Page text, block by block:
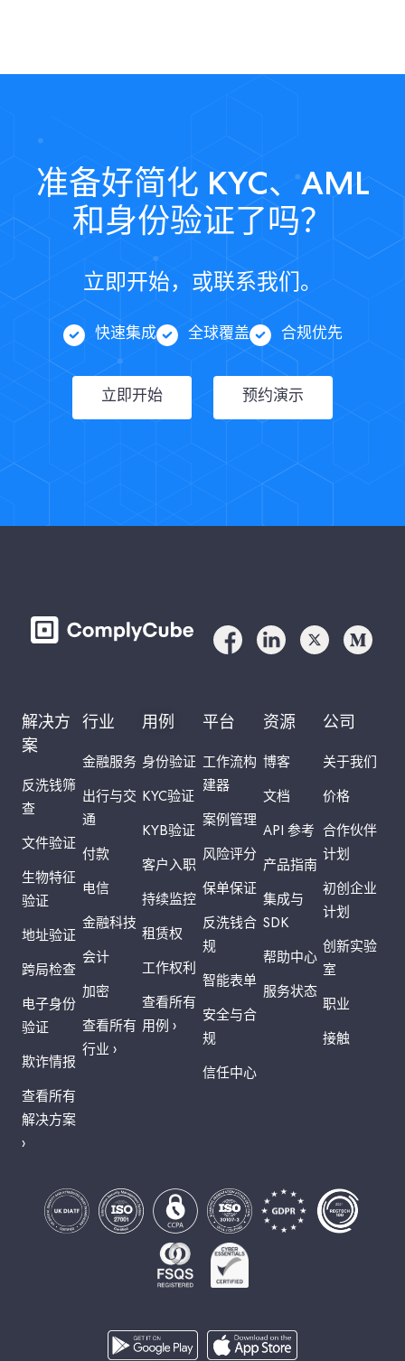
准备好简化 KYC、AML
和身份验证了吗？
立即开始，或联系我们。
快速集成 全球覆盖 合规优先
立即开始 预约演示
解决方
案
反洗钱筛
查
文件验证
生物特征
验证
地址验证
跨局检查
电子身份
验证
欺诈情报
查看所有
解决方案
›
行业
金融服务
出行与交
通
付款
电信
金融科技
会计
加密
查看所有
行业 ›
用例
身份验证
KYC验证
KYB验证
客户入职
持续监控
租赁权
工作权利
查看所有
用例 ›
平台
工作流构
建器
案例管理
风险评分
保单保证
反洗钱合
规
智能表单
安全与合
规
信任中心
资源
博客
文档
API 参考
产品指南
集成与
SDK
帮助中心
服务状态
公司
关于我们
价格
合作伙伴
计划
初创企业
计划
创新实验
室
职业
接触